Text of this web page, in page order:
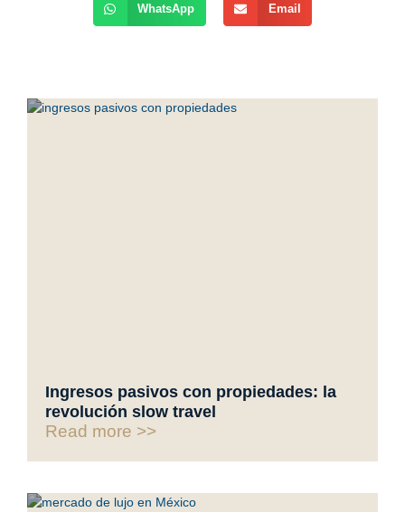
WhatsApp Email
Ingresos pasivos con propiedades: la
revolución slow travel
Read more >>